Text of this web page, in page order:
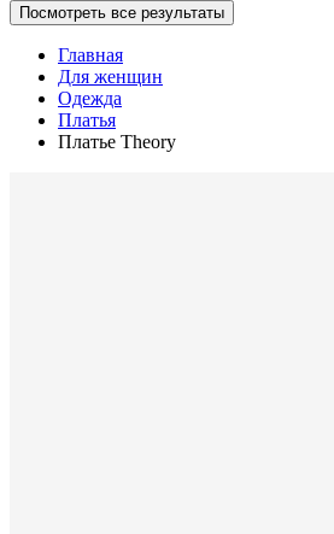
Посмотреть все результаты
Главная
Для женщин
Одежда
Платья
Платье Theory